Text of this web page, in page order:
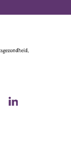
Ga naar de